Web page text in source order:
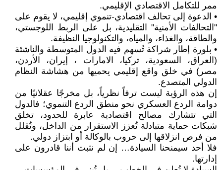
ممر للتكامل الاقتصادي الإقليمي.
• الدعوة إلى تحالف اقتصادي-تنموي إقليمي، لا يقوم على
"التحالفات الأمنية" التقليدية، بل على الربط اللوجستي،
والطاقة، والغذاء، والمياه، والتكنولوجيا النظيفة.
• بلورة إطار شراكة تُسهم فيه الدول المتوسطة والناشئة
(العراق، السعودية، تركيا، الامارات ، إيران، الأردن،
مصر) في خلق واقع إقليمي يحميها من هشاشة النظام
الدولي المتصدع.
إن هذه الرؤية ليست ترفاً نظرياً، بل مخرجًا عقلانيًا من
دوامة الردع العسكري نحو منطق الردع التنموي؛ فالدول
التي تتشارك مصالح اقتصادية عابرة للحدود، تخلق
شبكات حماية متبادلة تُعزز الاستقرار من الداخل، وتُقلل
من فرص انزلاقها إلى حروب بالوكالة أو ابتزاز دولي.
فلا أحد سيمنحنا السيادة… إن لم نثبت أننا قادرون على
إدارتها.